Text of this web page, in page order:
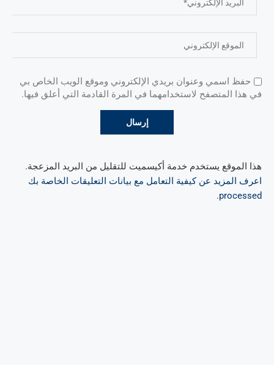
حفظ اسمي وعنوان بريدي الإلكتروني وموقع الويب الخاص بي
في هذا المتصفح لاستخدامهما في المرة القادمة التي أعلق فيها.
هذا الموقع يستخدم خدمة أكيسميت للتقليل من البريد المزعجة.
اعرف المزيد عن كيفية التعامل مع بيانات التعليقات الخاصة بك
processed
.